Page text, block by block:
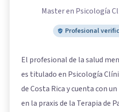
Master en Psicología
Profesional
El profesional de la salud
es titulado en Psicología
de Costa Rica y cuenta con
en la praxis de la Terapia de